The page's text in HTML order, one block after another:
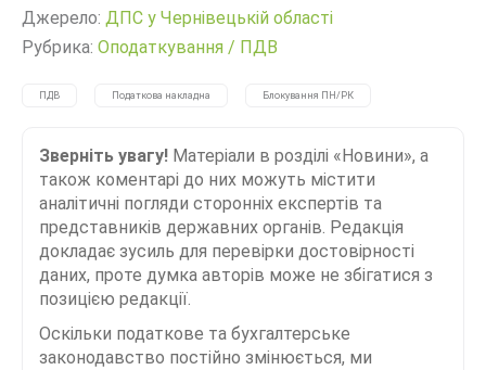
Джерело: ДПС у Чернівецькій області
Рубрика: Оподаткування / ПДВ
ПДВ Податкова накладна Блокування ПН/РК
Зверніть увагу! Матеріали в розділі «Новини», а
також коментарі до них можуть містити
аналітичні погляди сторонніх експертів та
представників державних органів. Редакція
докладає зусиль для перевірки достовірності
даних, проте думка авторів може не збігатися з
позицією редакції.
Оскільки податкове та бухгалтерське
законодавство постійно змінюється, ми